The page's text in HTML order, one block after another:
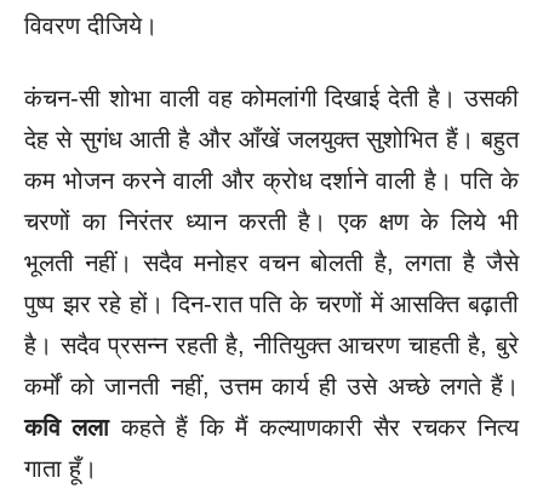
विवरण दीजिये।
कंचन-सी शोभा वाली वह कोमलांगी दिखाई देती है। उसकी
देह से सुगंध आती है और आँखें जलयुक्त सुशोभित हैं। बहुत
कम भोजन करने वाली और क्रोध दर्शाने वाली है। पति के
चरणों का निरंतर ध्यान करती है। एक क्षण के लिये भी
भूलती नहीं। सदैव मनोहर वचन बोलती है, लगता है जैसे
पुष्प झर रहे हों। दिन-रात पति के चरणों में आसक्ति बढ़ाती
है। सदैव प्रसन्न रहती है, नीतियुक्त आचरण चाहती है, बुरे
कर्मों को जानती नहीं, उत्तम कार्य ही उसे अच्छे लगते हैं।
कवि ललाकहते हैं कि मैं कल्याणकारी सैर रचकर नित्य
गाता हूँ।